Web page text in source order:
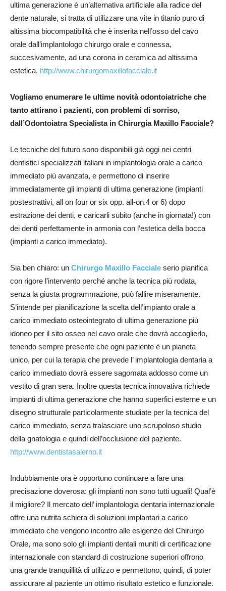
ultima generazione è un’alternativa artificiale alla radice del
dente naturale, si tratta di utilizzare una vite in titanio puro di
altissima biocompatibilità che è inserita nell’osso del cavo
orale dall’implantologo chirurgo orale e connessa,
succesivamente, ad una corona in ceramica ad altissima
estetica. http://www.chirurgomaxillofacciale.it
Vogliamo enumerare le ultime novità odontoiatriche che
tanto attirano i pazienti, con problemi di sorriso,
dall’Odontoiatra Specialista in Chirurgia Maxillo Facciale?
Le tecniche del futuro sono disponibili già oggi nei centri
dentistici specializzati italiani in implantologia orale a carico
immediato più avanzata, e permettono di inserire
immediatamente gli impianti di ultima generazione (impianti
postestrattivi, all on four or six opp. all-on.4 or 6) dopo
estrazione dei denti, e caricarli subito (anche in giornata!) con
dei denti perfettamente in armonia con l’estetica della bocca
(impianti a carico immediato).
Sia ben chiaro: un Chirurgo Maxillo Facciale serio pianifica
con rigore l’intervento perché anche la tecnica più rodata,
senza la giusta programmazione, può fallire miseramente.
S’intende per pianificazione la scelta dell’impianto orale a
carico immediato osteointegrato di ultima generazione più
idoneo per il sito osseo nel cavo orale che dovrà accoglierlo,
tenendo sempre presente che ogni paziente è un pianeta
unico, per cui la terapia che prevede l’ implantologia dentaria a
carico immediato dovrà essere sagomata addosso come un
vestito di gran sera. Inoltre questa tecnica innovativa richiede
impianti di ultima generazione che hanno superfici esterne e un
disegno strutturale particolarmente studiate per la tecnica del
carico immediato, senza tralasciare uno scrupoloso studio
della gnatologia e quindi dell’occlusione del paziente.
http://www.dentistasalerno.it
Indubbiamente ora è opportuno continuare a fare una
precisazione doverosa: gli impianti non sono tutti uguali! Qual’è
il migliore? Il mercato dell’ implantologia dentaria internazionale
offre una nutrita schiera di soluzioni implantari a carico
immediato che vengono incontro alle esigenze del Chirurgo
Orale, ma sono solo gli impianti dentali muniti di certificazione
internazionale con standard di costruzione superiori offrono
una grande tranquillità di utilizzo e permettono, quindi, di poter
assicurare al paziente un ottimo risultato estetico e funzionale.